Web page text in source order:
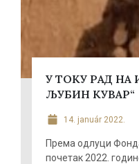
У ТОКУ РАД НА
ЉУБИН КУВАР“
14. január 2022.
Према одлуци
почетак 2022.